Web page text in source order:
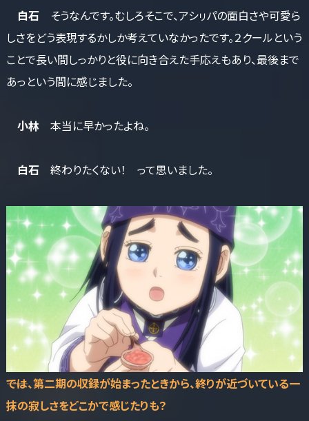
白石 そうなんです。むしろそこで、アシㇼパの面白さや可愛ら
しさをどう表現するかしか考えていなかったです。２クールという
ことで長い間しっかりと役に向き合えた手応えもあり、最後まで
あっという間に感じました。
小林本当に早かったよね。
白石 終わりたくない！ って思いました。
――では、第二期の収録が始まったときから、終りが近づいている一
抹の寂しさをどこかで感じたりも？